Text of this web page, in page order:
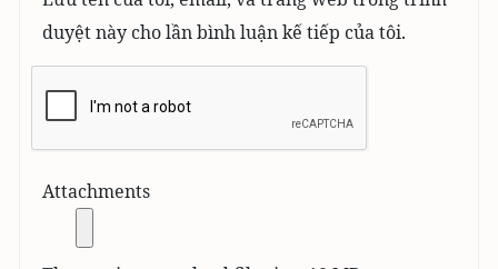
duyệt này cho lần bình luận kế tiếp của tôi.
Attachments